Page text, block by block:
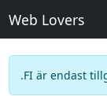
Web Lovers
.FI är endast